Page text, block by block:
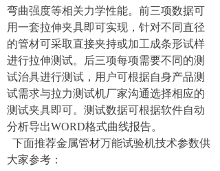
弯曲强度等相关力学性能。前三项数据可
用一套拉伸夹具即可实现，针对不同直径
的管材可采取直接夹持或加工成条形试样
进行拉伸测试。后三项每项需要不同的测
试治具进行测试，用户可根据自身产品测
试需求与拉力测试机厂家沟通选择相应的
测试夹具即可。测试数据可根据软件自动
分析导出WORD格式曲线报告。
下面推荐金属管材万能试验机技术参数供
大家参考：